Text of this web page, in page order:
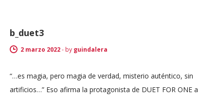
b_duet3
2 marzo 2022- by guindalera
“…es magia, pero magia de verdad, misterio auténtico, sin
artificios…” Eso afirma la protagonista de DUET FOR ONE a